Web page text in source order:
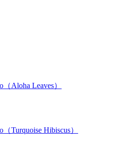
Aloha Leaves）
Turquoise Hibiscus）